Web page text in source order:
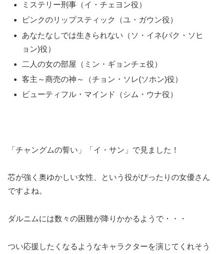
ミステリー刑事（イ・チェヨン役）
ピンクのリップスティック（ユ・ガウン役）
あなたなしでは生きられない（ソ・イネ(パク・ソヒ
ョン)役）
二人の女の部屋（ミン・ギョンチェ役）
客主～商売の神～（チョン・ソレ(ソホン)役）
ビューティフル・マインド（シム・ウナ役）
「チャングムの誓い」「イ・サン」で見ました！
芯が強く奥ゆかしい女性、という役がぴったりの女優さん
ですよね。
ダルニムには数々の困難が降りかかるようで・・・
つい応援したくなるようなキャラクターを演じてくれそう